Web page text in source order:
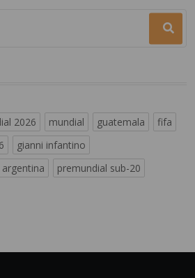
2026 mundial guatemala
fifa
gianni infantino
argentina premundial sub-20